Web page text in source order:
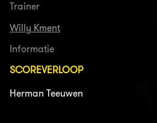
Trainer
Willy Kment
Informatie
SCOREVERLOOP
Herman Teeuwen